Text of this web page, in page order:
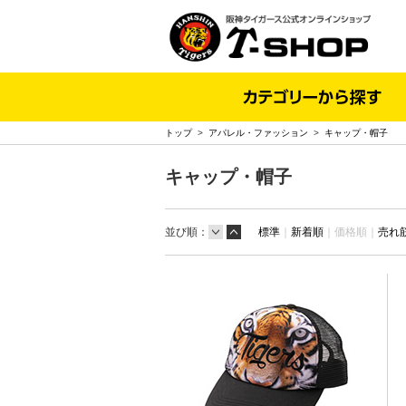
トップ> アパレル・ファッション > キャップ・帽子
キャップ・帽子
並び順： 標準 ｜ 新着順 ｜ 価格順｜ 売れ